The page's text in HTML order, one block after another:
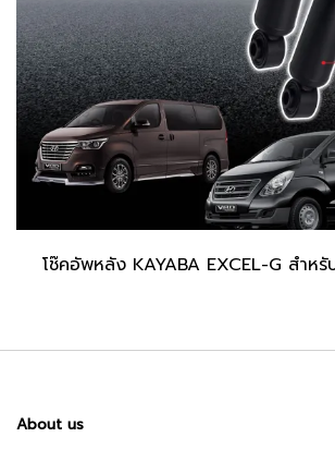
โช๊คอัพหลัง KAYABA EXCEL-G สำหรั
About us